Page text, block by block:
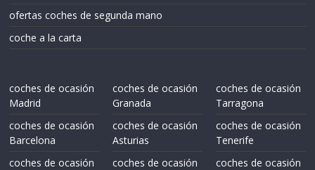
ofertas coches de segunda mano
coche a la carta
coches de ocasión
Madrid
coches de ocasión
Barcelona
coches de ocasión
coches de ocasión
Granada
coches de ocasión
Asturias
coches de ocasión
coches de ocasión
Tarragona
coches de ocasión
Tenerife
coches de ocasión